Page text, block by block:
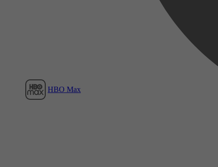
HBO Max